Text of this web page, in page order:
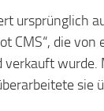
ursprünglich
CMS“, die
verkauft wurde.
sie